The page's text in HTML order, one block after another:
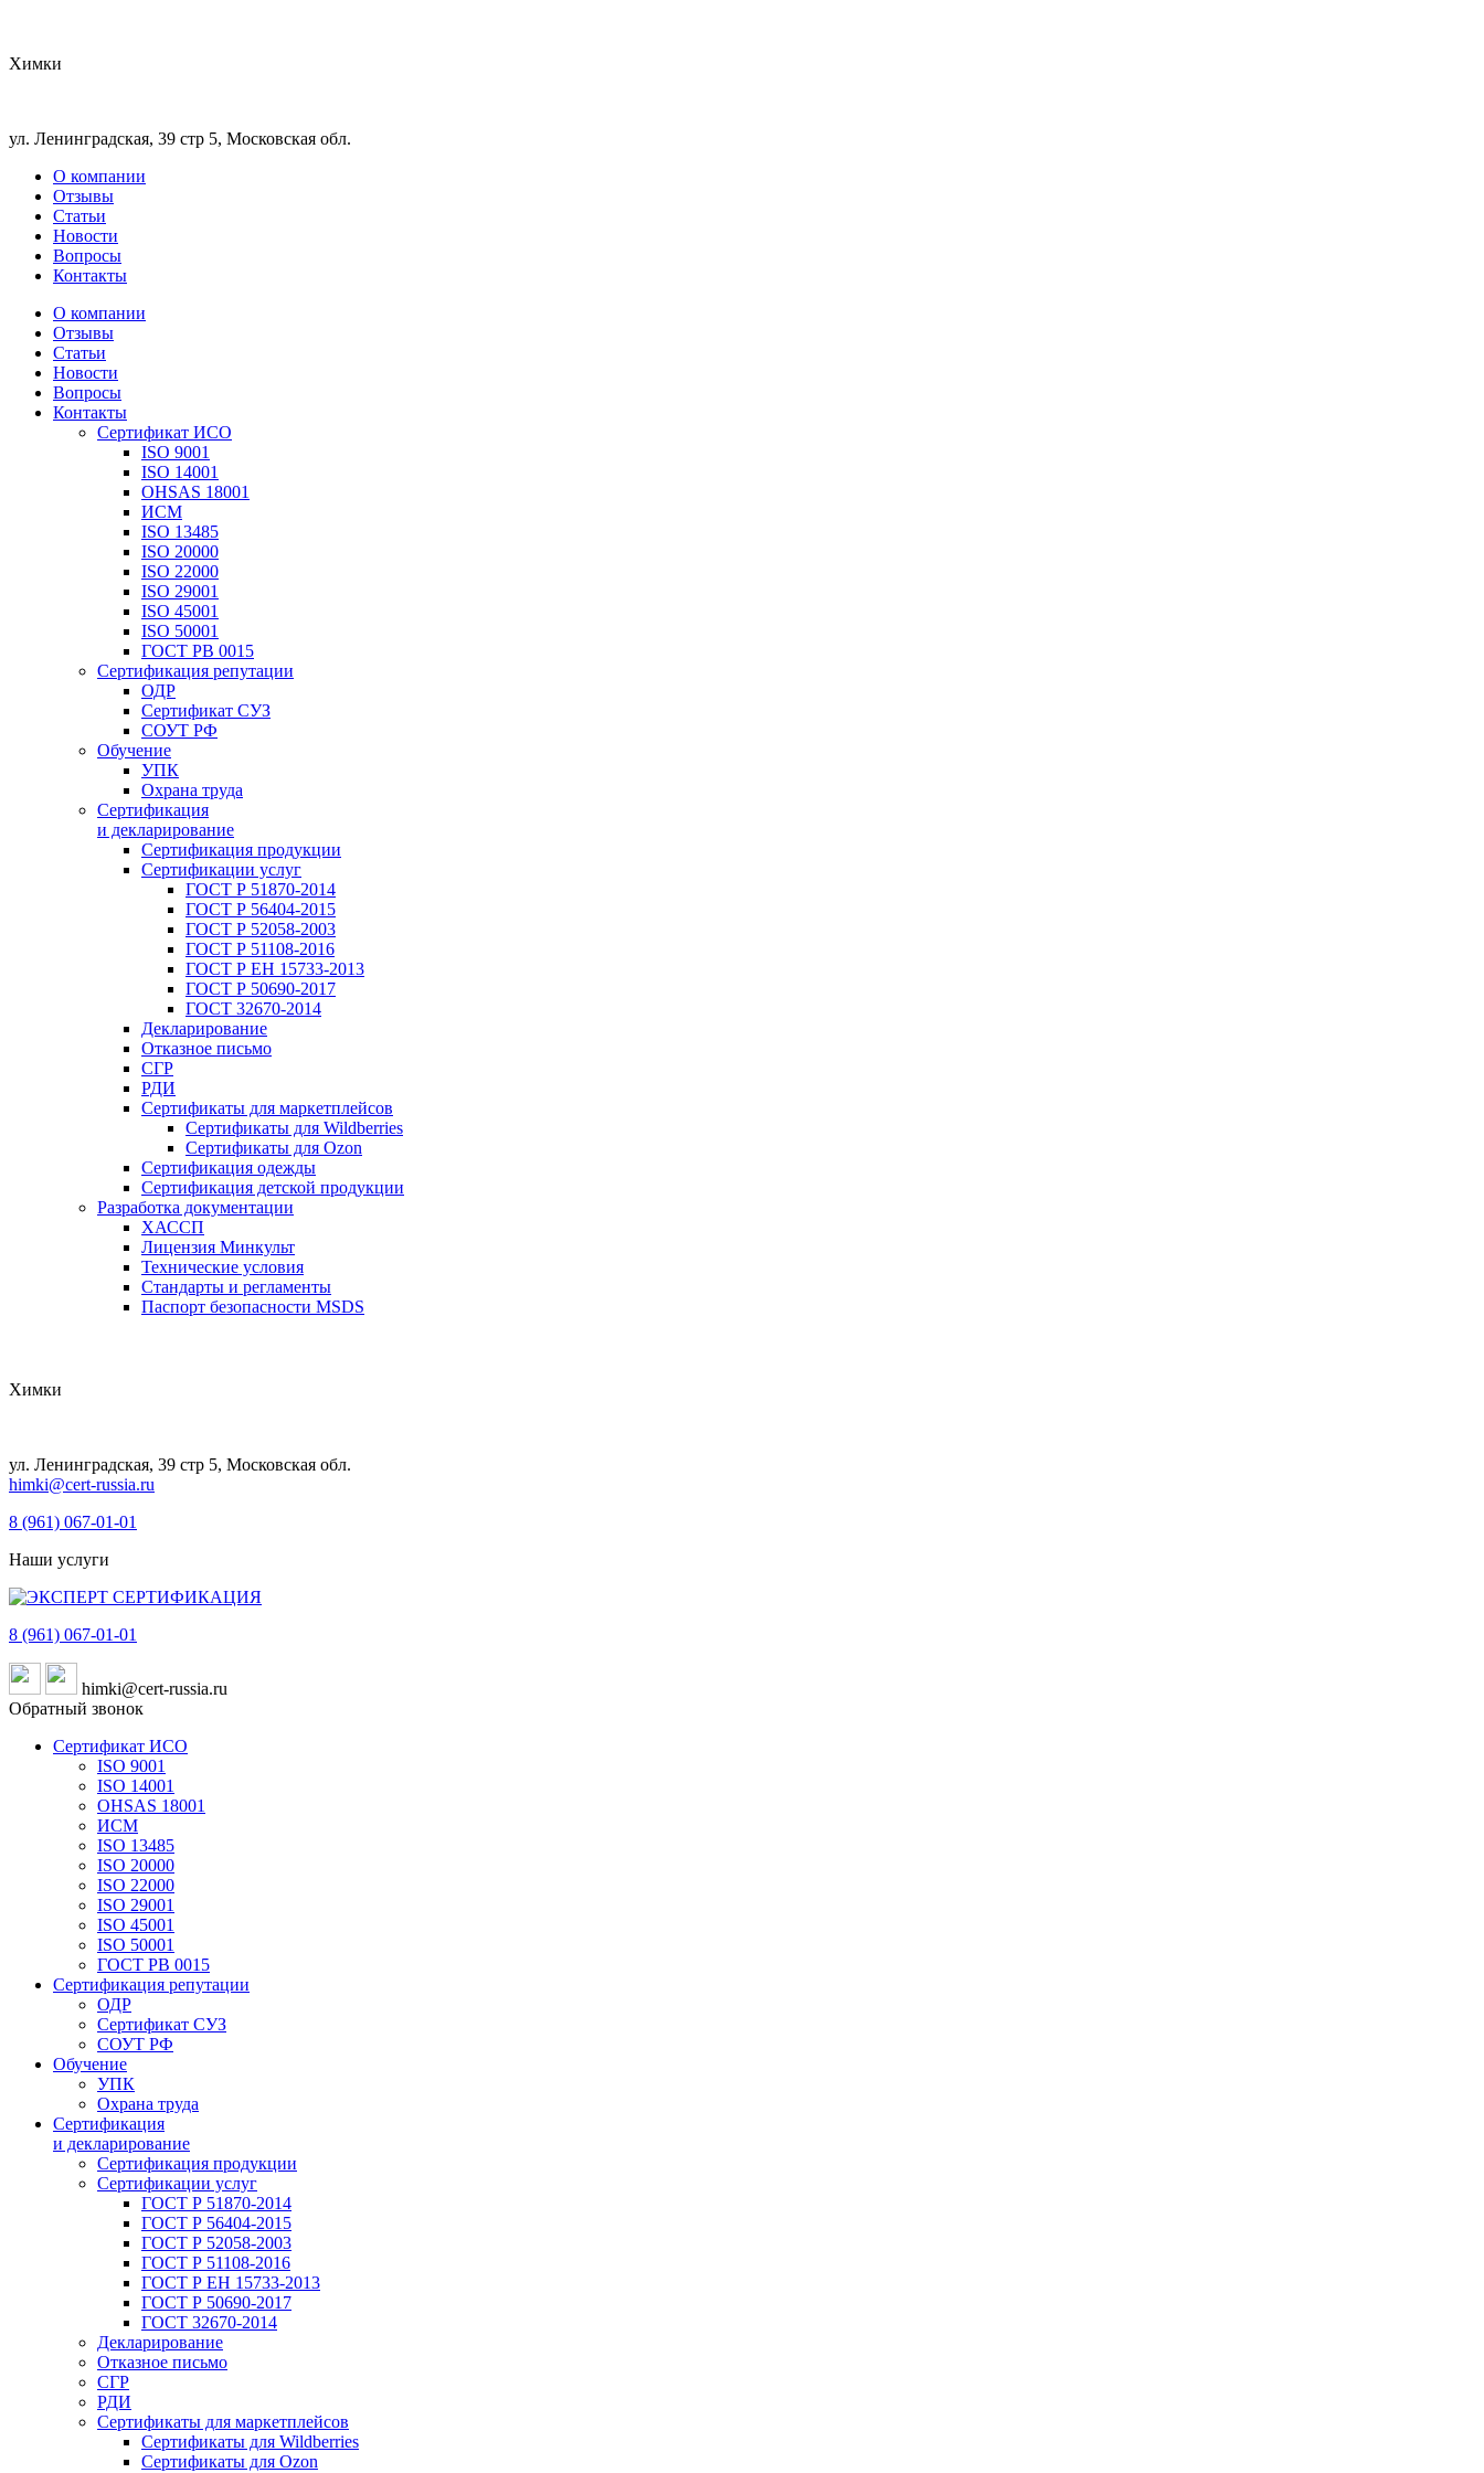
Химки
ул. Ленинградская, 39 стр 5, Московская обл.
О компании
Отзывы
Статьи
Новости
Вопросы
Контакты
О компании
Отзывы
Статьи
Новости
Вопросы
Контакты
Сертификат ИСО
ISO 9001
ISO 14001
OHSAS 18001
ИСМ
ISO 13485
ISO 20000
ISO 22000
ISO 29001
ISO 45001
ISO 50001
ГОСТ РВ 0015
Сертификация репутации
ОДР
Сертификат СУЗ
СОУТ РФ
Обучение
УПК
Охрана труда
Сертификация
и декларирование
Сертификация продукции
Сертификации услуг
ГОСТ Р 51870-2014
ГОСТ Р 56404-2015
ГОСТ Р 52058-2003
ГОСТ Р 51108-2016
ГОСТ Р ЕН 15733-2013
ГОСТ Р 50690-2017
ГОСТ 32670-2014
Декларирование
Отказное письмо
СГР
РДИ
Сертификаты для маркетплейсов
Сертификаты для Wildberries
Сертификаты для Ozon
Сертификация одежды
Сертификация детской продукции
Разработка документации
ХАССП
Лицензия Минкульт
Технические условия
Стандарты и регламенты
Паспорт безопасности MSDS
Химки
ул. Ленинградская, 39 стр 5, Московская обл.
himki@cert-russia.ru
8 (961) 067-01-01
Наши услуги
8 (961) 067-01-01
himki@cert-russia.ru
Обратный звонок
Сертификат ИСО
ISO 9001
ISO 14001
OHSAS 18001
ИСМ
ISO 13485
ISO 20000
ISO 22000
ISO 29001
ISO 45001
ISO 50001
ГОСТ РВ 0015
Сертификация репутации
ОДР
Сертификат СУЗ
СОУТ РФ
Обучение
УПК
Охрана труда
Сертификация
и декларирование
Сертификация продукции
Сертификации услуг
ГОСТ Р 51870-2014
ГОСТ Р 56404-2015
ГОСТ Р 52058-2003
ГОСТ Р 51108-2016
ГОСТ Р ЕН 15733-2013
ГОСТ Р 50690-2017
ГОСТ 32670-2014
Декларирование
Отказное письмо
СГР
РДИ
Сертификаты для маркетплейсов
Сертификаты для Wildberries
Сертификаты для Ozon